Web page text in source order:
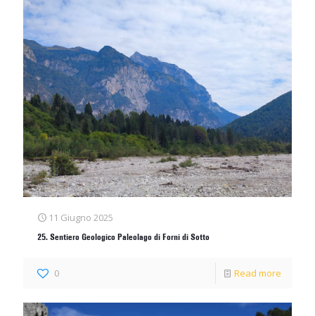
11 Giugno 2025
25. Sentiero Geologico Paleolago di Forni di Sotto
0 Read more